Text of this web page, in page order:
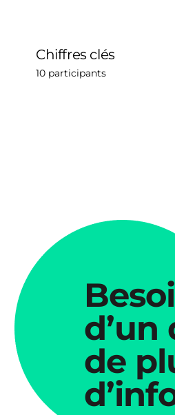
Chiffres clés
10 participants
d’un
de